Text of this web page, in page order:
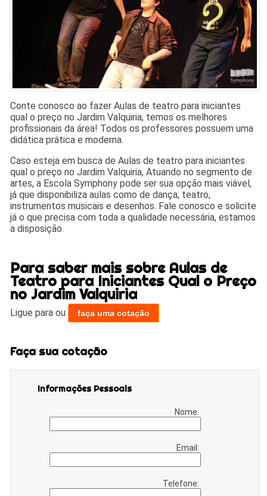
Conte conosco ao fazer Aulas de teatro para iniciantes
qual o preço no Jardim Valquiria, temos os melhores
profissionais da área! Todos os professores possuem uma
didática prática e moderna.
Caso esteja em busca de Aulas de teatro para iniciantes
qual o preço no Jardim Valquiria, Atuando no segmento de
artes, a Escola Symphony pode ser sua opção mais viável,
já que disponibiliza aulas como de dança, teatro,
instrumentos musicais e desenhos. Fale conosco e solicite
já o que precisa com toda a qualidade necessária, estamos
a disposição.
Para saber mais sobre Aulas de
Teatro para Iniciantes Qual o Preço
no Jardim Valquiria
Ligue paraou faça uma cotação
Faça sua cotação
Informações Pessoais
Nome:
Email:
Telefone: